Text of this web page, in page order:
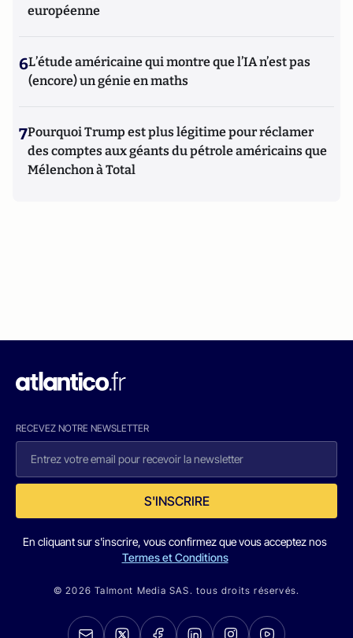
européenne
6L’étude américaine qui montre que l’IA n’est pas
(encore) un génie en maths
7Pourquoi Trump est plus légitime pour réclamer
des comptes aux géants du pétrole américains que
Mélenchon à Total
RECEVEZ NOTRE NEWSLETTER
S'INSCRIRE
En cliquant sur s'inscrire, vous confirmez que vous acceptez nos
Termes et Conditions
© 2026 Talmont Media SAS. tous droits réservés.